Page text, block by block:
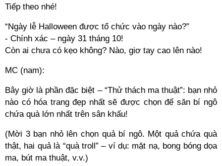
Tiếp theo nhé!
“Ngày lễ Halloween được tổ chức vào ngày nào?”
- Chính xác – ngày 31 tháng 10!
Còn ai chưa có kẹo không? Nào, giơ tay cao lên nào!
MC (nam):
Bây giờ là phần đặc biệt – “Thử thách ma thuật”: bạn nhỏ
nào có hóa trang đẹp nhất sẽ được chọn để săn bí ngô
chứa quà lớn nhất trên sân khấu!
(Mời 3 bạn nhỏ lên chọn quả bí ngô. Một quả chứa quà
thật, hai quả là “quà troll” – ví dụ: mặt nạ, bong bóng dọa
ma, bút ma thuật, v.v.)